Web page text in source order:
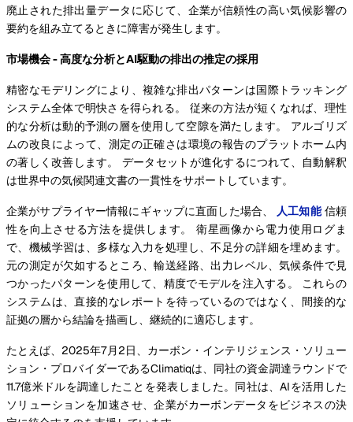
廃止された排出量データに応じて、企業が信頼性の高い気候影響の
要約を組み立てるときに障害が発生します。
市場機会 - 高度な分析とAI駆動の排出の推定の採用
精密なモデリングにより、複雑な排出パターンは国際トラッキング
システム全体で明快さを得られる。 従来の方法が短くなれば、理性
的な分析は動的予測の層を使用して空隙を満たします。 アルゴリズ
ムの改良によって、測定の正確さは環境の報告のプラットホーム内
の著しく改善します。 データセットが進化するにつれて、自動解釈
は世界中の気候関連文書の一貫性をサポートしています。
企業がサプライヤー情報にギャップに直面した場合、 人工知能信頼
性を向上させる方法を提供します。 衛星画像から電力使用ログま
で、機械学習は、多様な入力を処理し、不足分の詳細を埋めます。
元の測定が欠如するところ、輸送経路、出力レベル、気候条件で見
つかったパターンを使用して、精度でモデルを注入する。 これらの
システムは、直接的なレポートを待っているのではなく、間接的な
証拠の層から結論を描画し、継続的に適応します。
たとえば、2025年7月2日、カーボン・インテリジェンス・ソリュー
ション・プロバイダーであるClimatiqは、同社の資金調達ラウンドで
11.7億米ドルを調達したことを発表しました。同社は、AIを活用した
ソリューションを加速させ、企業がカーボンデータをビジネスの決